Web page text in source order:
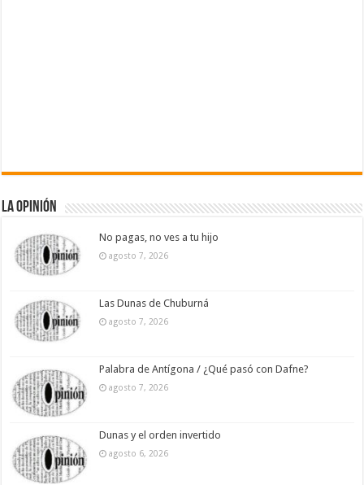
La Opinión
No pagas, no ves a tu hijo
agosto 7, 2026
Las Dunas de Chuburná
agosto 7, 2026
Palabra de Antígona / ¿Qué pasó con Dafne?
agosto 7, 2026
Dunas y el orden invertido
agosto 6, 2026